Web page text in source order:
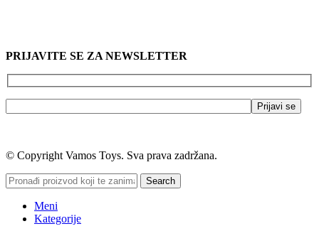
PRIJAVITE SE ZA NEWSLETTER
© Copyright Vamos Toys. Sva prava zadržana.
Search
Meni
Kategorije